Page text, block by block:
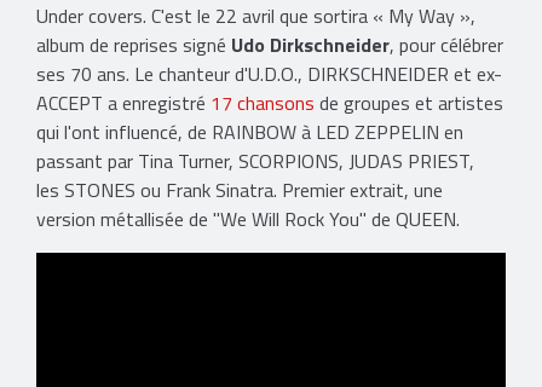
Under covers. C'est le 22 avril que sortira « My Way »,
album de reprises signé Udo Dirkschneider, pour célébrer
ses 70 ans. Le chanteur d'U.D.O., DIRKSCHNEIDER et ex-
ACCEPT a enregistré 17 chansons de groupes et artistes
qui l'ont influencé, de RAINBOW à LED ZEPPELIN en
passant par Tina Turner, SCORPIONS, JUDAS PRIEST,
les STONES ou Frank Sinatra. Premier extrait, une
version métallisée de "We Will Rock You" de QUEEN.